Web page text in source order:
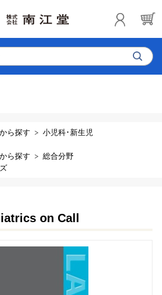
ら探す
小児科･新生児
ら探す
総合分野
on Call